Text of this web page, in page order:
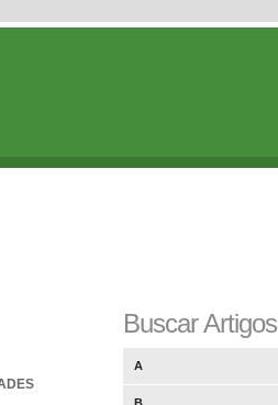
Buscar Artigos
A